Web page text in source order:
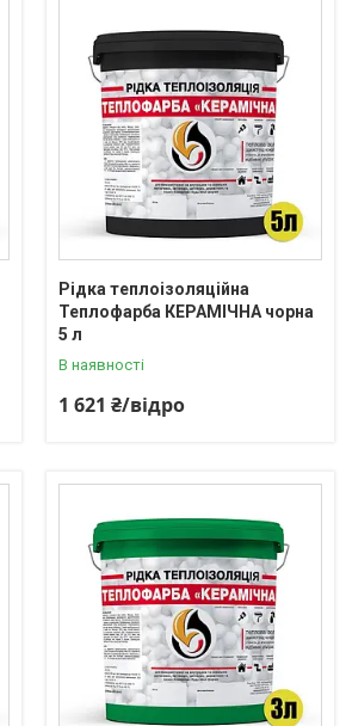
Рідка теплоізоляційна
Теплофарба КЕРАМІЧНА чорна
5 л
В наявності
1 621 ₴/відро